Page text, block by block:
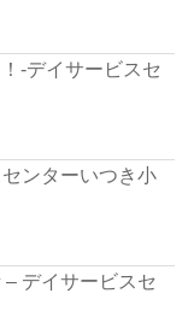
-デイサービスセ
ンターいつき小
デイサービスセ